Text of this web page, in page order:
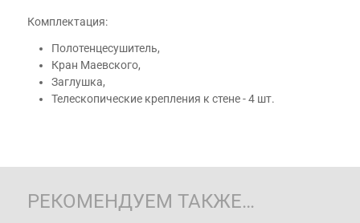
Комплектация:
Полотенцесушитель,
Кран Маевского,
Заглушка,
Телескопические крепления к стене - 4 шт.
РЕКОМЕНДУЕМ ТАКЖЕ…